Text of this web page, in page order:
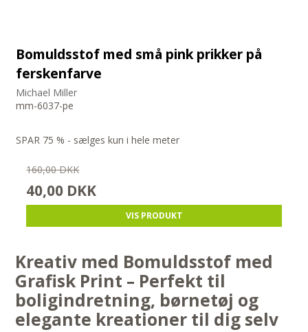
Bomuldsstof med små pink prikker på
ferskenfarve
Michael Miller
mm-6037-pe
SPAR 75 % - sælges kun i hele meter
160,00 DKK
40,00 DKK
VIS PRODUKT
Kreativ med Bomuldsstof med
Grafisk Print – Perfekt til
boligindretning, børnetøj og
elegante kreationer til dig selv